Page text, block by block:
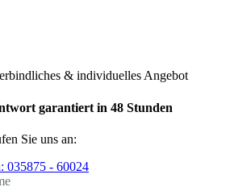
& individuelles Angebot
garantiert in 48 Stunden
Sie uns an:
035875 - 60024